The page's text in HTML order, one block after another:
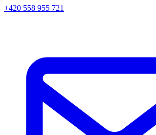
+420 558 955 721